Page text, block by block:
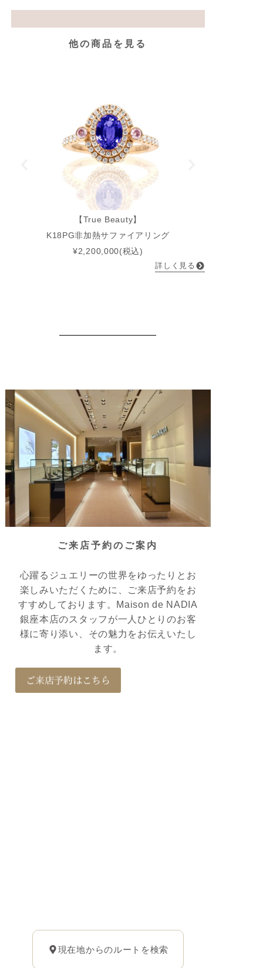
他の商品を見る
【True Beauty】
K18PG非加熱サファイアリング
¥2,200,000(税込)
詳しく見る
ご来店予約のご案内
心躍るジュエリーの世界をゆったりとお
楽しみいただくために、ご来店予約をお
すすめしております。Maison de NADIA
銀座本店のスタッフが一人ひとりのお客
様に寄り添い、その魅力をお伝えいたし
ます。
現在地からのルートを検索